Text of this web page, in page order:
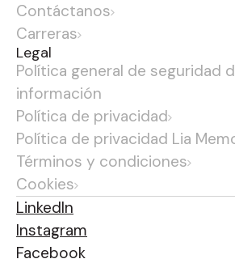
Contáctanos
Carreras
Legal
Política general de seguridad
información
Política de privacidad
Política de privacidad Lia
Términos y condiciones
Cookies
LinkedIn
Instagram
Facebook